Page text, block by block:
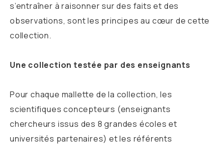
s’entraîner à raisonner sur des faits et des
observations, sont les principes au cœur de cette
collection.
Une collection testée par des enseignants
Pour chaque mallette de la collection, les
scientifiques concepteurs (enseignants
chercheurs issus des 8 grandes écoles et
universités partenaires) et les référents